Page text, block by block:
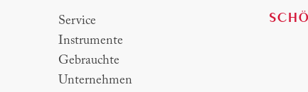
Service
Instrumente
Gebrauchte
Unternehmen